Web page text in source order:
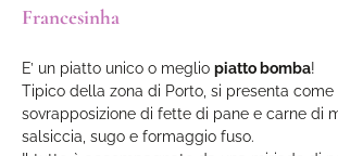
Francesinha
E’ un piatto unico o meglio piatto bomba!
Tipico della zona di Porto, si presenta come
sovrapposizione di fette di pane e carne di
salsiccia, sugo e formaggio fuso.